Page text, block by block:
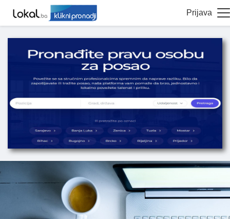
Prijava